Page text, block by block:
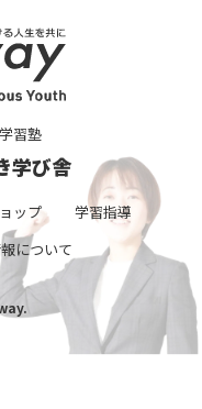
習塾
学び舎
ップ
学習指導
について